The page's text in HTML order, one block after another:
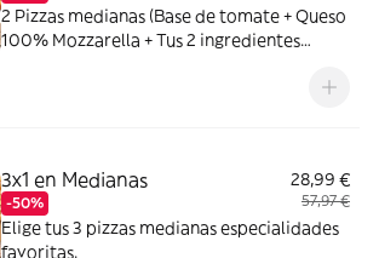
2 Pizzas medianas (Base de tomate + Queso
100% Mozzarella + Tus 2 ingredientes
unidades: 5 piezas de Strippers, 6 piezas de
3x1 en Medianas
-50%
28,99 €
57,97 €
Elige tus 3 pizzas medianas especialidades
favoritas.